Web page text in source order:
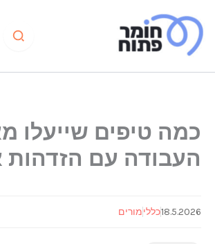
לתוכן
כמה טיפים שייעלו
העבודה עם הזדהות
18.5.2026כללימורים